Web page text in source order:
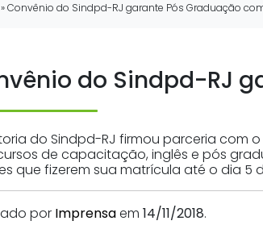
» Convênio do Sindpd-RJ garante Pós Graduação
do Sindpd-RJ
do Sindpd-RJ firmou parceria com
de capacitação, inglês e pós
que fizerem sua matrícula até o dia 5
por Imprensaem 14/11/2018.